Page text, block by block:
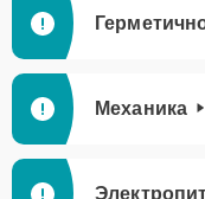
Механика